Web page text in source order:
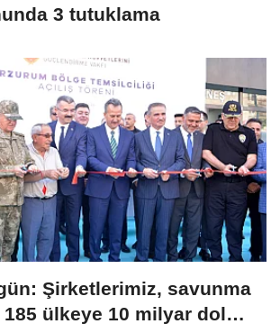
3 tutuklama
Şirketlerimiz, savunma
ülkeye 10 milyar dolar